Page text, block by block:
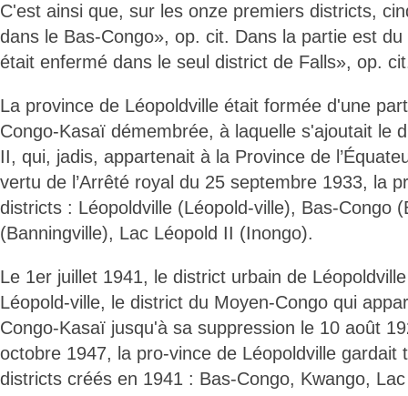
C'est ainsi que, sur les onze premiers districts,
dans le Bas-Congo», op. cit. Dans la partie est
était enfermé dans le seul district de Falls», op.
La province de Léopoldville était formée d'une
Congo-Kasaï démembrée, à laquelle s'ajoutait le
II, qui, jadis, appartenait à la Province de
vertu de l’Arrêté royal du 25 septembre 1933, la
districts : Léopoldville (Léopold-ville), Bas-Congo
(Banningville), Lac Léopold II (Inongo).
Le 1er juillet 1941, le district urbain de
Léopold-ville, le district du Moyen-Congo qui
Congo-Kasaï jusqu'à sa suppression le 10 août
octobre 1947, la pro-vince de Léopoldville gardait
districts créés en 1941 : Bas-Congo, Kwango,